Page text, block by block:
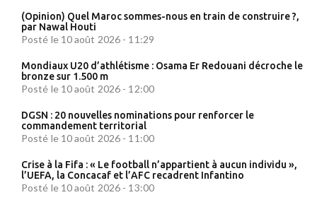
(Opinion) Quel Maroc sommes-nous en train de construire ?,
par Nawal Houti
Posté le 10 août 2026 - 11:29
Mondiaux U20 d’athlétisme : Osama Er Redouani décroche le
bronze sur 1.500 m
Posté le 10 août 2026 - 12:00
DGSN : 20 nouvelles nominations pour renforcer le
commandement territorial
Posté le 10 août 2026 - 11:00
Crise à la Fifa : « Le football n’appartient à aucun individu »,
l’UEFA, la Concacaf et l’AFC recadrent Infantino
Posté le 10 août 2026 - 13:00